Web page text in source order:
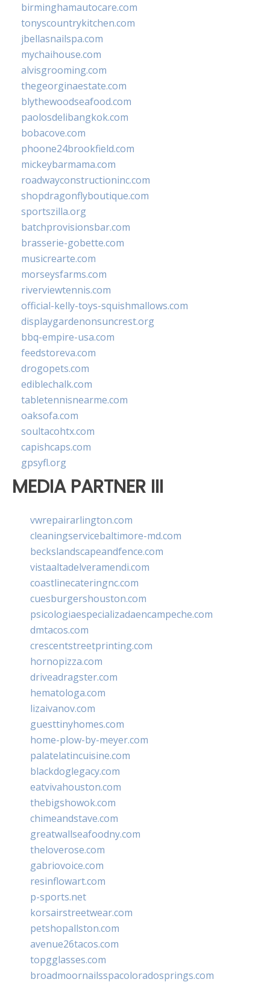
birminghamautocare.com
tonyscountrykitchen.com
jbellasnailspa.com
mychaihouse.com
alvisgrooming.com
thegeorginaestate.com
blythewoodseafood.com
paolosdelibangkok.com
bobacove.com
phoone24brookfield.com
mickeybarmama.com
roadwayconstructioninc.com
shopdragonflyboutique.com
sportszilla.org
batchprovisionsbar.com
brasserie-gobette.com
musicrearte.com
morseysfarms.com
riverviewtennis.com
official-kelly-toys-squishmallows.com
displaygardenonsuncrest.org
bbq-empire-usa.com
feedstoreva.com
drogopets.com
ediblechalk.com
tabletennisnearme.com
oaksofa.com
soultacohtx.com
capishcaps.com
gpsyfl.org
MEDIA PARTNER III
vwrepairarlington.com
cleaningservicebaltimore-md.com
beckslandscapeandfence.com
vistaaltadelveramendi.com
coastlinecateringnc.com
cuesburgershouston.com
psicologiaespecializadaencampeche.com
dmtacos.com
crescentstreetprinting.com
hornopizza.com
driveadragster.com
hematologa.com
lizaivanov.com
guesttinyhomes.com
home-plow-by-meyer.com
palatelatincuisine.com
blackdoglegacy.com
eatvivahouston.com
thebigshowok.com
chimeandstave.com
greatwallseafoodny.com
theloverose.com
gabriovoice.com
resinflowart.com
p-sports.net
korsairstreetwear.com
petshopallston.com
avenue26tacos.com
topgglasses.com
broadmoornailsspacoloradosprings.com